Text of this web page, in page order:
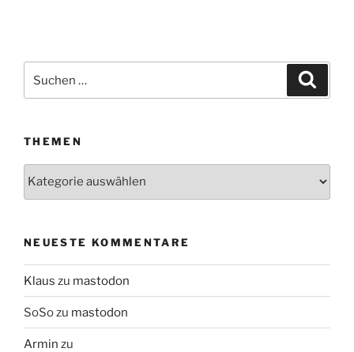
THEMEN
Themen
NEUESTE KOMMENTARE
Klaus zu mastodon
SoSozu mastodon
Armin zu